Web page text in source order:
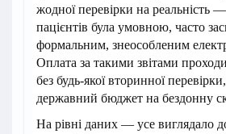
жодної перевірки на реальність
пацієнтів була умовною, часто
формальним, знеособленим
Оплата за такими звітами
без будь-якої вторинної
державний бюджет на бездонну
На рівні даних — усе виглядало